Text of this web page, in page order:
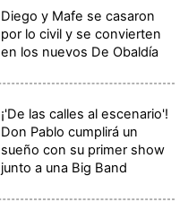
Diego y Mafe se casaron
por lo civil y se convierten
en los nuevos De Obaldía
¡'De las calles al escenario'!
Don Pablo cumplirá un
sueño con su primer show
junto a una Big Band